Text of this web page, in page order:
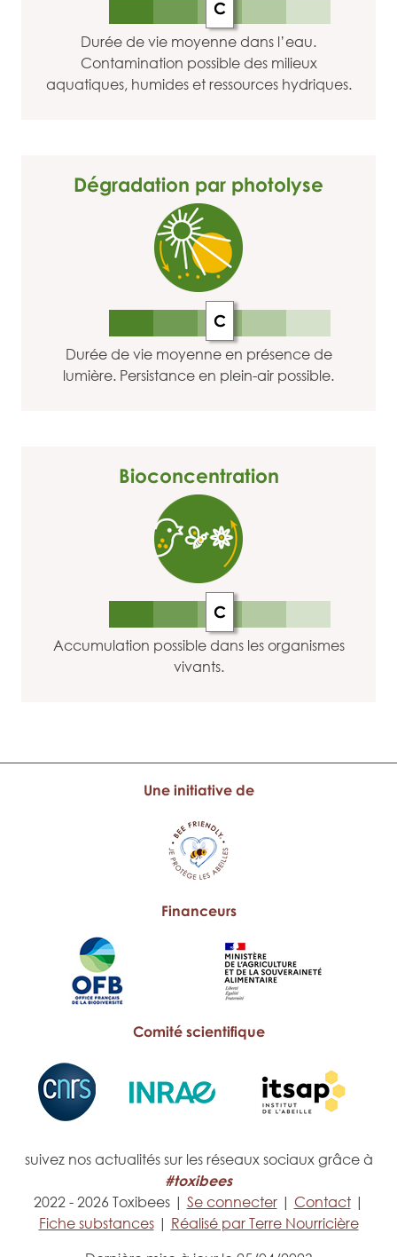
C
Durée de vie moyenne dans l’eau.
Contamination possible des milieux
aquatiques, humides et ressources hydriques.
Dégradation par photolyse
C
Durée de vie moyenne en présence de
lumière. Persistance en plein-air possible.
Bioconcentration
C
Accumulation possible dans les organismes
vivants.
Une initiative de
Financeurs
Comité scientifique
suivez nos actualités sur les réseaux sociaux grâce à
#toxibees
2022 - 2026 Toxibees | Se connecter| Contact|
Fiche substances| Réalisé par Terre Nourricière